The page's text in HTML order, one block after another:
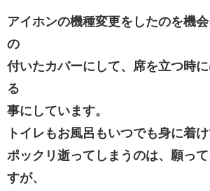
アイホンの機種変更をしたのを機
の
付いたカバーにして、席を立つ時
る
事にしています。
トイレもお風呂もいつでも身に着け
ポックリ逝ってしまうのは、願っ
すが、